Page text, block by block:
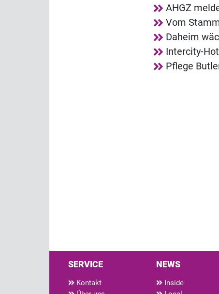
AHGZ
Vom
Daheim
Intercity-
Pflege
SERVICE
Kontakt
NEWS
Inside